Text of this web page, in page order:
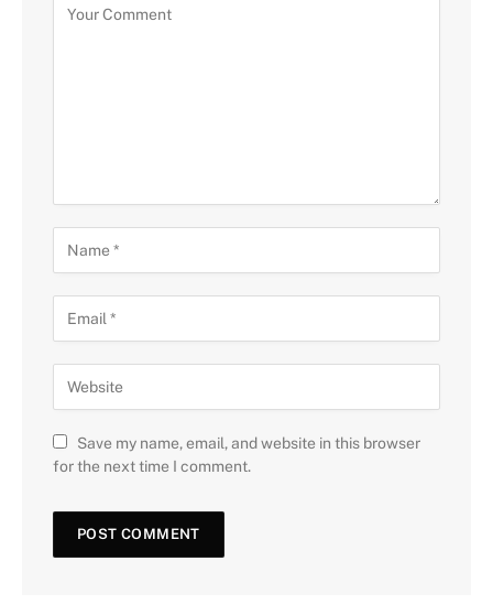
Save my name, email, and website in this browser
for the next time I comment.